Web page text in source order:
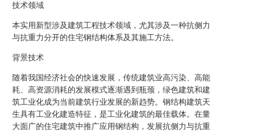
技术领域
本实用新型涉及建筑工程技术领域，尤其涉及一种抗侧力
与抗重力分开的住宅钢结构体系及其施工方法。
背景技术
随着我国经济社会的快速发展，传统建筑业高污染、高能
耗、高资源消耗的发展模式逐渐遇到瓶颈，绿色建筑和建
筑工业化成为当前建筑行业发展的新趋势。钢结构建筑天
生具有工业化建造特征，是工业化建筑的最佳载体。在量
大面广的住宅建筑中推广应用钢结构，发展抗侧力与抗重